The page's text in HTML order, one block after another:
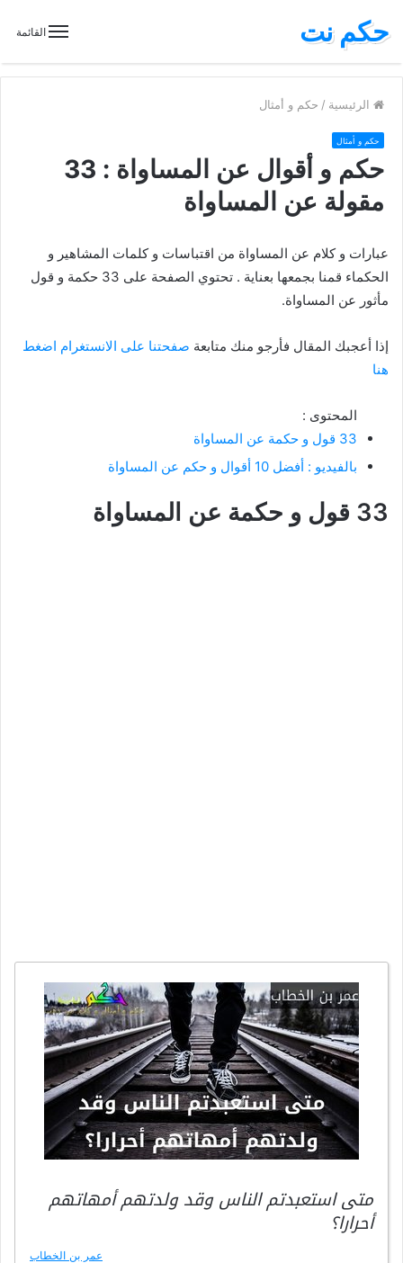
القائمة حكم نت
الرئيسية / حكم و أمثال
حكم و أمثال
حكم و أقوال عن المساواة : 33
مقولة عن المساواة
عبارات و كلام عن المساواة من اقتباسات و كلمات المشاهير و
الحكماء قمنا بجمعها بعناية . تحتوي الصفحة على 33 حكمة و قول
مأثور عن المساواة.
إذا أعجبك المقال فأرجو منك متابعة صفحتنا على الانستغرام اضغط
هنا
المحتوى :
33 قول و حكمة عن المساواة
بالفيديو : أفضل 10 أقوال و حكم عن المساواة
33 قول و حكمة عن المساواة
متى استعبدتم الناس وقد ولدتهم أمهاتهم
أحرارا؟
عمر بن الخطاب